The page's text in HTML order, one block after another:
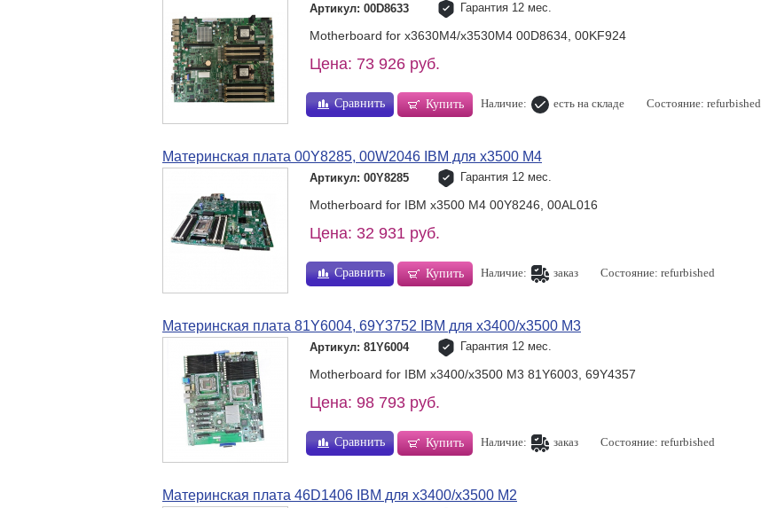
Артикул: 00D8633 Гарантия 12 мес.
Motherboard for x3630M4/x3530M4 00D8634, 00KF924
Цена: 73 926 руб.
Сравнить Купить Наличие: есть на складе Состояние: refurbished
Материнская плата 00Y8285, 00W2046 IBM для x3500 M4
Артикул: 00Y8285 Гарантия 12 мес.
Motherboard for IBM x3500 M4 00Y8246, 00AL016
Цена: 32 931 руб.
Сравнить Купить Наличие: заказ Состояние: refurbished
Материнская плата 81Y6004, 69Y3752 IBM для x3400/x3500 M3
Артикул: 81Y6004 Гарантия 12 мес.
Motherboard for IBM x3400/x3500 M3 81Y6003, 69Y4357
Цена: 98 793 руб.
Сравнить Купить Наличие: заказ Состояние: refurbished
Материнская плата 46D1406 IBM для x3400/x3500 M2